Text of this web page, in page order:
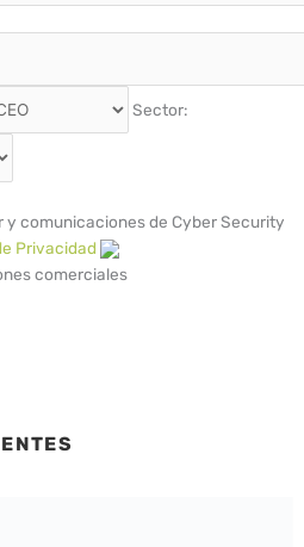
Sector:
comunicaciones de Cyber Security
Privacidad
comerciales